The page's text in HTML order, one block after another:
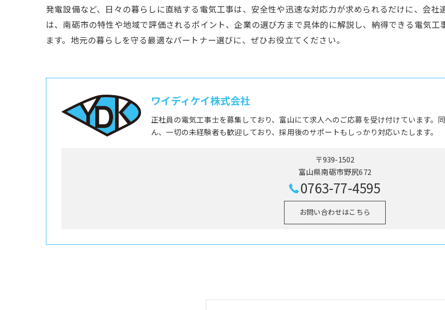
発電設備など、日々の暮らしに直結する電気工事は、安全性や迅速な対応力が求められるだけに、会社
は、南砺市の特性や地域で評価されるポイント、企業の選び方まで具体的に解説し、納得できる電気
ます。地元の暮らしを守る最適なパートナー選びに、ぜひお役立てください。
ワイディケイ株式会社
正社員の電気工事士を募集しており、富山にて求人へのご応募を受け付けています。
ん、一切の未経験者も歓迎しており、採用後のサポートもしっかり対応いたします。
〒939-1502
富山県南砺市野尻672
0763-77-4595
お問い合わせはこちら